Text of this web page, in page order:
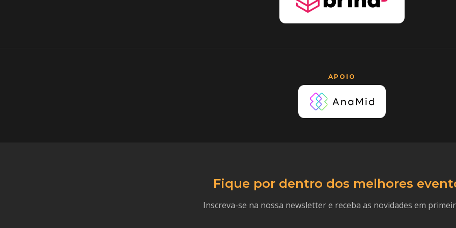
APOIO
Fique por dentro dos melhores
Inscreva-se na nossa newsletter e receba as novidades em